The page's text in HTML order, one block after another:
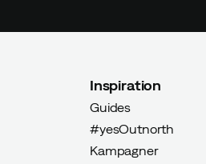
Inspiration
Guides
#yesOutnorth
Kampagner